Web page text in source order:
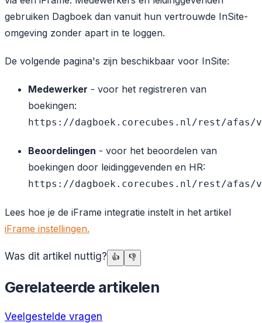
gebruiken Dagboek dan vanuit hun vertrouwde InSite-
omgeving zonder apart in te loggen.
De volgende pagina's zijn beschikbaar voor InSite:
Medewerker - voor het registreren van
boekingen:
https://dagboek.corecubes.nl/rest/afas/
Beoordelingen - voor het beoordelen van
boekingen door leidinggevenden en HR:
https://dagboek.corecubes.nl/rest/afas/
Lees hoe je de iFrame integratie instelt in het artikel
iFrame instellingen.
Was dit artikel nuttig? 👍 👎
Gerelateerde artikelen
Veelgestelde vragen